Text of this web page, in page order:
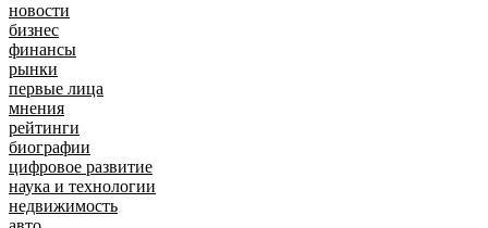
новости
бизнес
финансы
рынки
первые лица
мнения
рейтинги
биографии
цифровое развитие
наука и технологии
недвижимость